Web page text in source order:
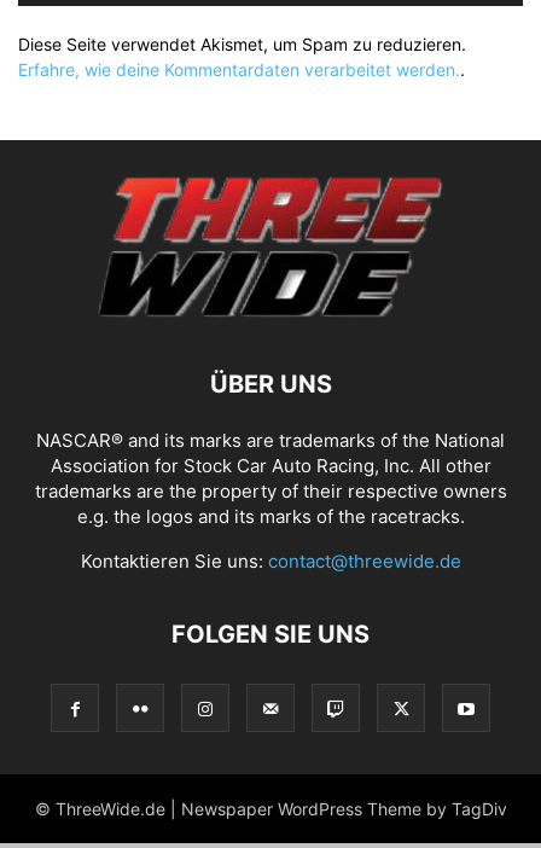
Diese Seite verwendet Akismet, um Spam zu reduzieren.
Erfahre, wie deine Kommentardaten verarbeitet werden..
ÜBER UNS
NASCAR® and its marks are trademarks of the National
Association for Stock Car Auto Racing, Inc. All other
trademarks are the property of their respective owners
e.g. the logos and its marks of the racetracks.
Kontaktieren Sie uns: contact@threewide.de
FOLGEN SIE UNS
© ThreeWide.de | Newspaper WordPress Theme by TagDiv